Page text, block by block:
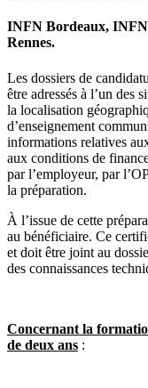
INFN Bordeaux,
Rennes.
Les dossiers de
être adressés à l’un des
la localisation
d’enseignement
informations relatives
aux conditions de
par l’employeur, par
la préparation.
À l’issue de cette
au bénéficiaire. Ce
et doit être joint au
des connaissances
Concernant la
de deux ans :